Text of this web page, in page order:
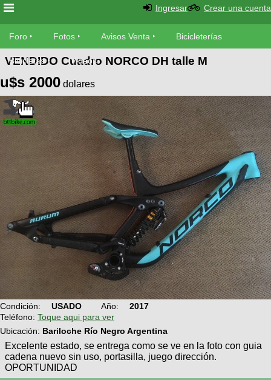
Foro
Foro
Técnica
Mecánica
Fotos
SUBÍ
tu
foto
Galeria
Bicicletas
Viajes
Descenso
Dirt
BMX
Ruta,
triatlon
De
todo
Retro
Avisos
Ventas
SUBÍ
aviso
Buscar
Ultimos
Fotos
Categorias
COMPRO
CANJE
Mi
Reputación
Mis
Compras
Bicicleterías
Bicicletas
Bicicletas
Tandem
Freerider
Técnica
Mecánica
Robadas
Calendario
Videos
Cicloturismo
Salidas
Operadores
de
cicloturismo
Relatos
de
viajes
Foro
Usuarios
Últimos
Buscar
Mis
Amigos
Actividad
Ingresar Crear una cuenta
Foro Fotos Avisos Venta Bicicleterías
Bicicletas Videos
VENDIDO Cuadro NORCO DH talle M
u$s 2000 dolares
Condición: USADO Año:
2017
Teléfono: Toque aqui para ver
Ubicación: Bariloche Río Negro Argentina
Excelente estado, se entrega como se ve en la foto con guia
cadena nuevo sin uso, portasilla, juego dirección.
OPORTUNIDAD